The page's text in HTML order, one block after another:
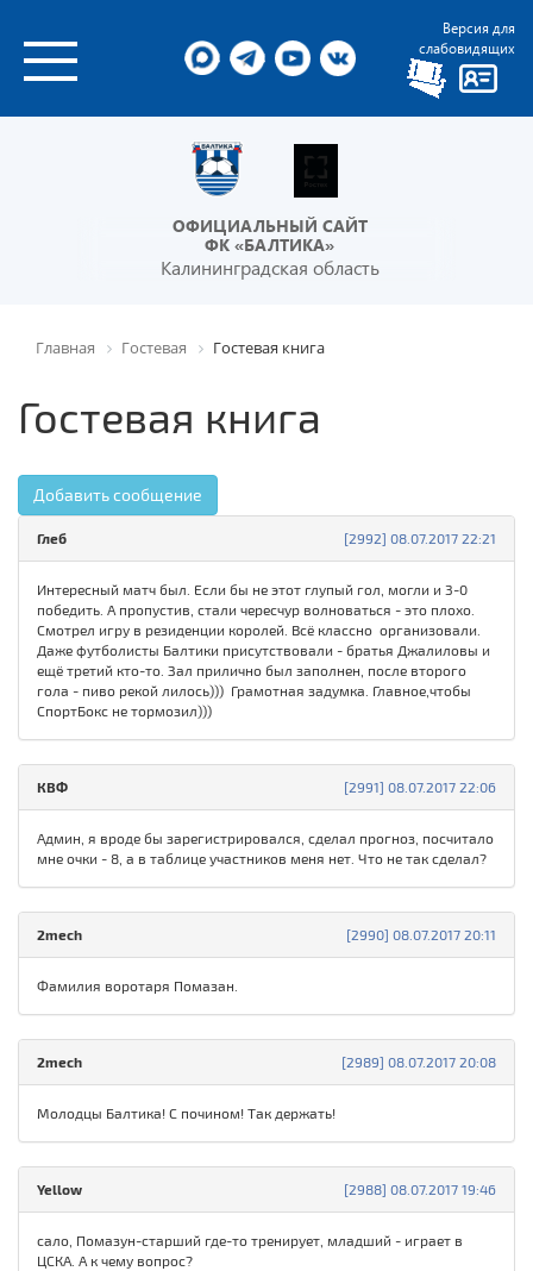
Версия для
слабовидящих
ОФИЦИАЛЬНЫЙ САЙТ
ФК «БАЛТИКА»
Калининградская область
Главная Гостевая Гостевая книга
Гостевая книга
Добавить сообщение
[2992] 08.07.2017 22:21
Глеб
Интересный матч был. Если бы не этот глупый гол, могли и 3-0
победить. А пропустив, стали чересчур волноваться - это плохо.
Смотрел игру в резиденции королей. Всё классно организовали.
Даже футболисты Балтики присутствовали - братья Джалиловы и
ещё третий кто-то. Зал прилично был заполнен, после второго
гола - пиво рекой лилось))) Грамотная задумка. Главное,чтобы
СпортБокс не тормозил)))
[2991] 08.07.2017 22:06
КВФ
Админ, я вроде бы зарегистрировался, сделал прогноз, посчитало
мне очки - 8, а в таблице участников меня нет. Что не так сделал?
[2990] 08.07.2017 20:11
2mech
Фамилия воротаря Помазан.
[2989] 08.07.2017 20:08
2mech
Молодцы Балтика! С почином! Так держать!
[2988] 08.07.2017 19:46
Yellow
сало, Помазун-старший где-то тренирует, младший - играет в
ЦСКА. А к чему вопрос?